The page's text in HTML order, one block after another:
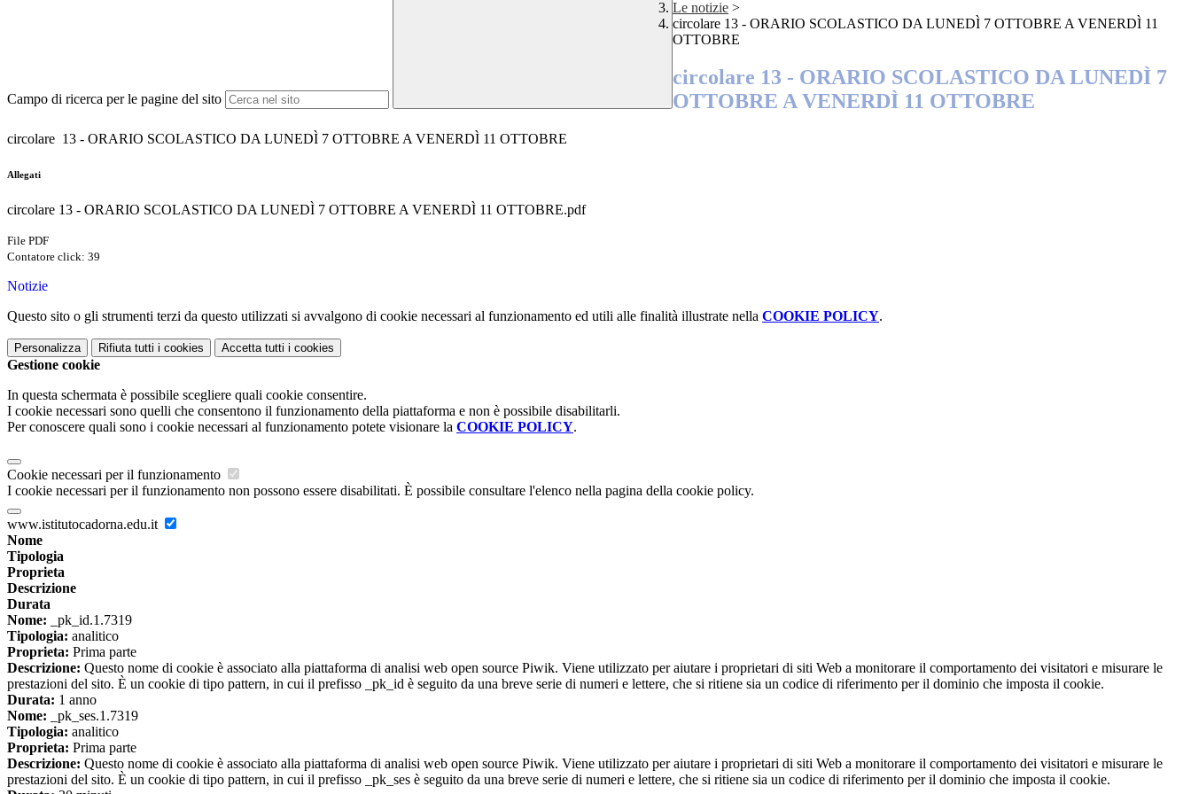
Campo di ricerca per le pagine del sito
Le notizie >
circolare 13 - ORARIO SCOLASTICO DA LUNEDÌ 7 OTTOBRE A VENERDÌ 11
OTTOBRE
circolare 13 - ORARIO SCOLASTICO DA LUNEDÌ 7
OTTOBRE A VENERDÌ 11 OTTOBRE
circolare 13 - ORARIO SCOLASTICO DA LUNEDÌ 7 OTTOBRE A VENERDÌ 11 OTTOBRE
Allegati
circolare 13 - ORARIO SCOLASTICO DA LUNEDÌ 7 OTTOBRE A VENERDÌ 11 OTTOBRE.pdf
File PDF
Contatore click: 39
Notizie
Questo sito o gli strumenti terzi da questo utilizzati si avvalgono di cookie necessari al funzionamento ed utili alle finalità illustrate nella COOKIE POLICY.
Personalizza Rifiuta tutti i cookies Accetta tutti i cookies
Gestione cookie
In questa schermata è possibile scegliere quali cookie consentire.
I cookie necessari sono quelli che consentono il funzionamento della piattaforma e non è possibile disabilitarli.
Per conoscere quali sono i cookie necessari al funzionamento potete visionare la COOKIE POLICY.
Cookie necessari per il funzionamento
I cookie necessari per il funzionamento non possono essere disabilitati. È possibile consultare l'elenco nella pagina della cookie policy.
www.istitutocadorna.edu.it
Nome
Tipologia
Proprieta
Descrizione
Durata
Nome: _pk_id.1.7319
Tipologia: analitico
Proprieta: Prima parte
Descrizione: Questo nome di cookie è associato alla piattaforma di analisi web open source Piwik. Viene utilizzato per aiutare i proprietari di siti Web a monitorare il comportamento dei visitatori e misurare le
prestazioni del sito. È un cookie di tipo pattern, in cui il prefisso _pk_id è seguito da una breve serie di numeri e lettere, che si ritiene sia un codice di riferimento per il dominio che imposta il cookie.
Durata: 1 anno
Nome: _pk_ses.1.7319
Tipologia: analitico
Proprieta: Prima parte
Descrizione: Questo nome di cookie è associato alla piattaforma di analisi web open source Piwik. Viene utilizzato per aiutare i proprietari di siti Web a monitorare il comportamento dei visitatori e misurare le
prestazioni del sito. È un cookie di tipo pattern, in cui il prefisso _pk_ses è seguito da una breve serie di numeri e lettere, che si ritiene sia un codice di riferimento per il dominio che imposta il cookie.